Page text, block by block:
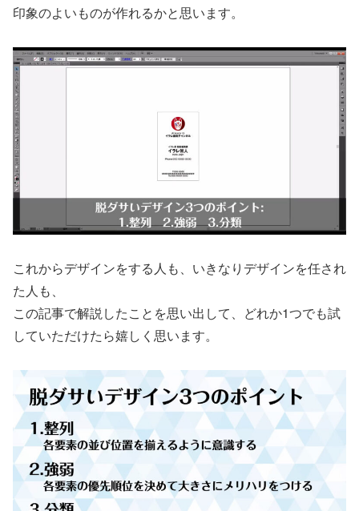
印象のよいものが作れるかと思います。
これからデザインをする人も、いきなりデザインを任され
た人も、
この記事で解説したことを思い出して、どれか1つでも試
していただけたら嬉しく思います。